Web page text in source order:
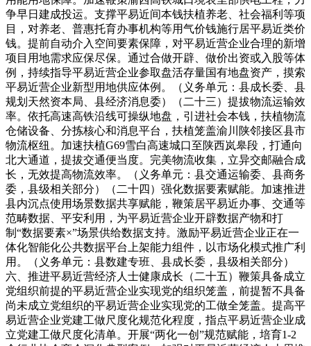
争早日建成投运。支撑平易近间本钱扶植养老、社会福利等项
目，对养老、普惠托育办事机构等用气价钱施行居平易近类价
钱。提前自动介入空间要素保障，对平易近营企业合理的新增
项目用地需求应保尽保。通过合做开辟、做价出资或入股等体
例，持续指导平易近营企业参取盘活存量国有地盘资产，摸索
平易近营企业新型用地供应体例。（义务单元：县成长委、县
规划天然资本局、县经济消息委）（二十三）提拔物流运输效
率。依托高速高铁沿线可操纵地盘，引进社会本钱，扶植物流
仓储设备、分拣核心和消息平台，扶植笼盖渝川陕邻接区县市
物流枢纽。加速扶植G69雪白高速城口至陕西岚皋段，打通向
北大通道，提拔交通便当度。完美物流收集，立异交邮融合成
长，无效提高物流效率。（义务单元：县交通运输委、县商务
委，县级相关部分）（二十四）强化数据要素赋能。加速推进
县内沉点使用场景数据共享赋能，鞭策居平易近办事、交通等
范畴数据、平安利用，为平易近营企业开辟数据产物和打
制“数据要素×”场景供给数据支持。激励平易近营企业正在一
体化智能化公共数据平台上架能力组件，以市场化模式推广利
用。（义务单元：县数建专班、县成长委，县级相关部分）
六、推进平易近营经济人士健康成长（二十五）鞭策具备成立
党组织前提的平易近营企业实现党的组织笼盖，前提暂不具备
尚未成立党组织的平易近营企业实现党的工做全笼盖。提高平
易近营企业党建工做尺度化规范化程度，指点平易近营企业成
立党建工做尺度化清单。开展“两化一创”规范赋能，培育1-2